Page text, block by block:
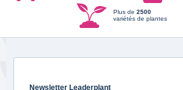
Plus de 2500
variétés de plantes
Newsletter Leaderplant